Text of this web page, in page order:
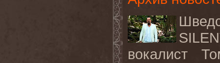
вокалист